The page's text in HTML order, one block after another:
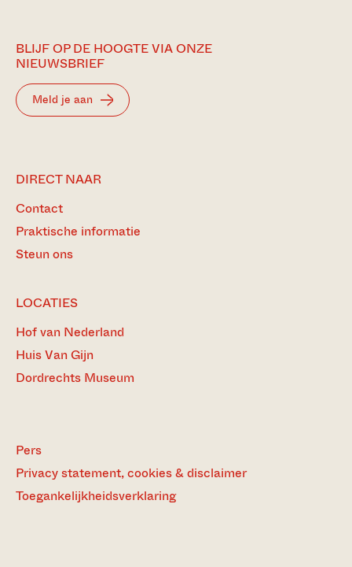
BLIJF OP DE HOOGTE VIA ONZE
NIEUWSBRIEF
Meld je aan
DIRECT NAAR
Contact
Praktische informatie
Steun ons
LOCATIES
Hof van Nederland
Huis Van Gijn
Dordrechts Museum
Pers
Privacy statement, cookies & disclaimer
Toegankelijkheidsverklaring